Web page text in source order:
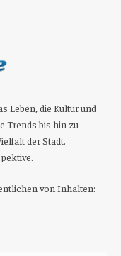
Leben, die Kultur und
Trends bis hin zu
der Stadt.
von Inhalten: